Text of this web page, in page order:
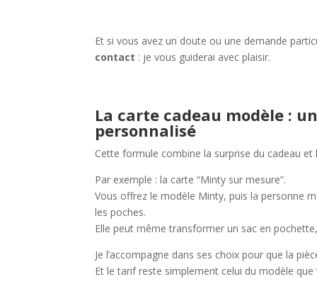
Et si vous avez un doute ou une demande
contact : je vous guiderai avec plaisir.
La carte cadeau modèle :
personnalisé
Cette formule combine la surprise du cadeau
Par exemple : la carte “Minty sur mesure”.
Vous offrez le modèle Minty, puis la personne
les poches.
Elle peut même transformer un sac en
Je l’accompagne dans ses choix pour que la
Et le tarif reste simplement celui du modèle que